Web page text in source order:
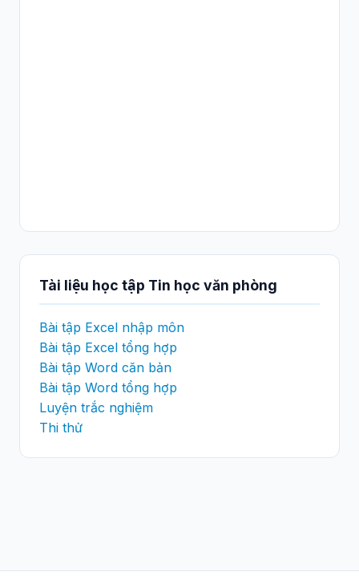
Tài liệu học tập Tin học văn phòng
Bài tập Excel nhập môn
Bài tập Excel tổng hợp
Bài tập Word căn bản
Bài tập Word tổng hợp
Luyện trắc nghiệm
Thi thử